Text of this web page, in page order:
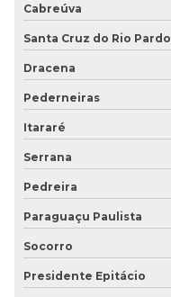
Cabreúva
Santa Cruz do Rio Pardo
Dracena
Pederneiras
Itararé
Serrana
Pedreira
Paraguaçu Paulista
Socorro
Presidente Epitácio